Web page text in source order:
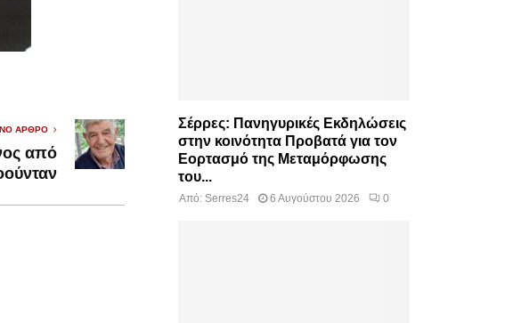
ΆΡΘΡΟ
από
Σέρρες: Πανηγυρικές Εκδηλώσεις
στην κοινότητα Προβατά για τον
Εορτασμό της Μεταμόρφωσης
του...
Από: Serres24 6 Αυγούστου 2026 0